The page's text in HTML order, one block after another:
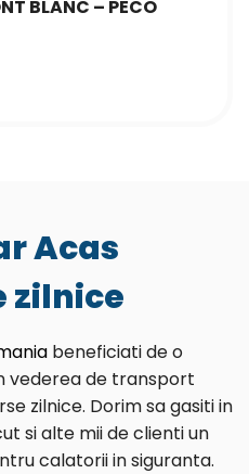
BLANC – PECO
Acas
zilnice
beneficiati de o
vederea de transport
zilnice. Dorim sa gasiti in
si alte mii de clienti un
calatorii in siguranta.